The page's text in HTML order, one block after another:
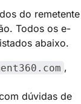
do remetente
Todos os e-
abaixo.
,
dúvidas de